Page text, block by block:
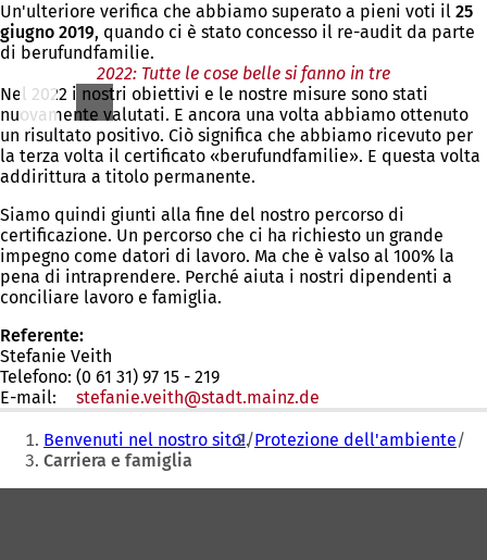
Un'ulteriore verifica che abbiamo superato a pieni voti il 25
giugno 2019, quando ci è stato concesso il re-audit da parte
di berufundfamilie.
2022: Tutte le cose belle si fanno in tre
Nel 2022 i nostri obiettivi e le nostre misure sono stati
nuovamente valutati. E ancora una volta abbiamo ottenuto
un risultato positivo. Ciò significa che abbiamo ricevuto per
la terza volta il certificato «berufundfamilie». E questa volta
addirittura a titolo permanente.
Siamo quindi giunti alla fine del nostro percorso di
certificazione. Un percorso che ci ha richiesto un grande
impegno come datori di lavoro. Ma che è valso al 100% la
pena di intraprendere. Perché aiuta i nostri dipendenti a
conciliare lavoro e famiglia.
Referente:
Stefanie Veith
Telefono: (0 61 31) 97 15 - 219
E-mail:
stefanie.veith stadt.mainz de
Siete
qui:
Benvenuti nel nostro sito! Protezione dell'ambiente
Carriera e famiglia